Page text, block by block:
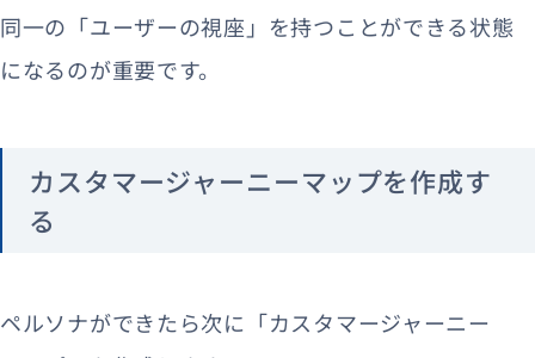
同一の「ユーザーの視座」を持つことができる状態
になるのが重要です。
カスタマージャーニーマップを作成す
る
ペルソナができたら次に「カスタマージャーニー